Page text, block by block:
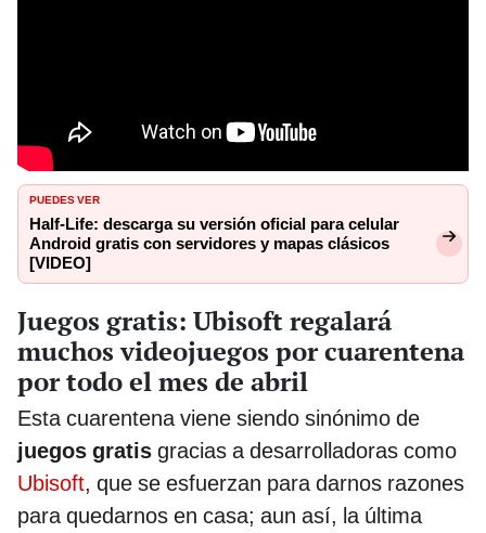
PUEDES VER
Half-Life: descarga su versión oficial para celular
Android gratis con servidores y mapas clásicos
[VIDEO]
Juegos gratis: Ubisoft regalará
muchos videojuegos por cuarentena
por todo el mes de abril
Esta cuarentena viene siendo sinónimo de
juegos gratis gracias a desarrolladoras como
Ubisoft, que se esfuerzan para darnos razones
para quedarnos en casa; aun así, la última